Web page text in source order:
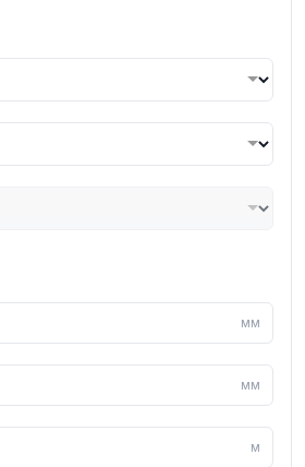
мм
мм
м